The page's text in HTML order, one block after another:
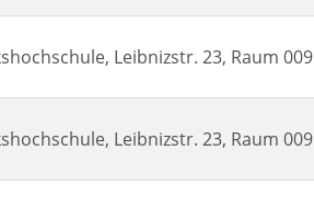
Leibnizstr. 23, Raum 009
Leibnizstr. 23, Raum 009